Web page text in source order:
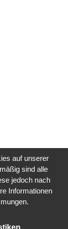
auf unserer
sind alle
jedoch nach
Informationen